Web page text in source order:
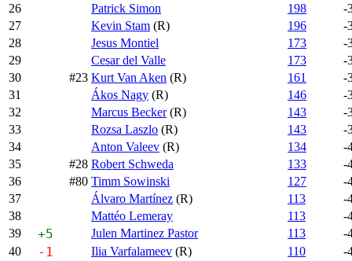
26
Patrick Simon 198
-
27
Kevin Stam (R) 196
-
28
Jesus Montiel 173
-
29
Cesar del Valle 173
-
30
#23 Kurt Van Aken (R) 161
-
31
Ákos Nagy (R) 146
-
32
Marcus Becker(R) 143
-
33
Rozsa Laszlo (R) 143
-
34
Anton Valeev (R) 134
-
35
#28 Robert Schweda 133
-
36
#80 Timm Sowinski 127
-
37
Álvaro Martínez (R) 113
-
38
Mattéo Lemeray 113
-
39
+5 Julen Martinez Pastor 113
-
40
-1 Ilia Varfalameev (R) 110
-